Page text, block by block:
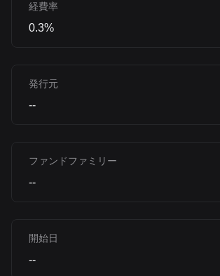
経費率
0.3%
発行元
--
ファンドファミリー
--
開始日
--